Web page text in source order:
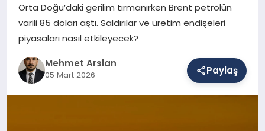
SAĞLIK
Orta Doğu’daki gerilim tırmanırken Brent petrolün
varili 85 doları aştı. Saldırılar ve üretim endişeleri
piyasaları nasıl etkileyecek?
Mehmet Arslan
05 Mart 2026 Paylaş